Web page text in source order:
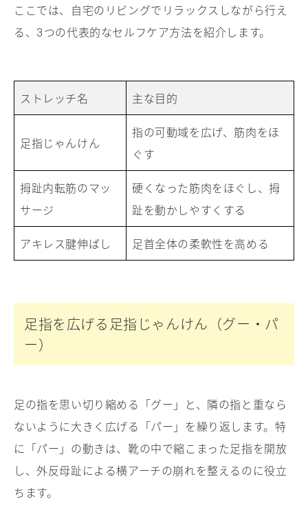
ここでは、自宅のリビングでリラックスしながら行え
る、
3つの代表的なセルフケア方法を紹介します。
ストレッチ名 主な目的
足指じゃんけん
指の可動域を広げ、筋肉をほ
ぐす
拇趾内転筋のマッ
サージ
硬くなった筋肉をほぐし、拇
趾を動かしやすくする
アキレス腱伸ばし 足首全体の柔軟性を高める
足指を広げる足指じゃんけん（グー・パ
ー）
足の指を思い切り縮める「グー」と、隣の指と重なら
ないように大きく広げる「パー」を繰り返します。特
に「パー」の動きは、靴の中で縮こまった足指を開放
し、外反母趾による横アーチの崩れを整えるのに役立
ちます。